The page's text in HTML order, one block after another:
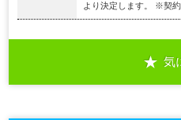
より決定します。 ※契
気